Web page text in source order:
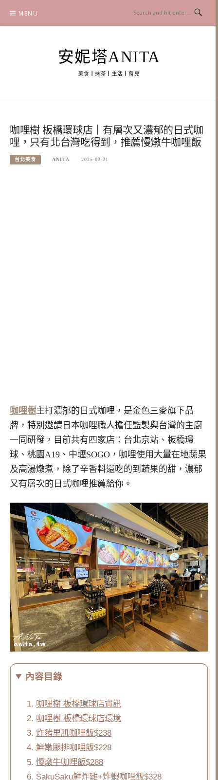
content
MENU
安妮塔ANITA
美食┃抹茶┃生活┃育兒
咖哩樹 板橋環球店｜有層次又濃郁的日式咖
哩，只有北台灣吃得到，推薦慢燉牛咖哩飯
台北美食 ANITA 2025-02-21
咖哩樹主打濃郁的日式咖哩，是金色三麥旗下品
牌，特別邀請日本咖哩職人擔任監製與台灣的主廚
一同研發，目前共有四家店：台北京站、板橋環
球、桃園A19、中壢SOGO，咖哩使用大量在地蔬果
及高湯燉煮，除了辛香料還吃的到蔬果的甜，濃郁
又有層次的日式咖哩推薦給你。
內容目錄
咖哩樹 板橋環球店資訊
咖哩樹 板橋環球店環境
炸豬里肌咖哩飯$238
鮮嫩腿排咖哩飯$228
慢燉牛咖哩飯$288
SakuSaku鮮炸雞+炸蝦咖哩飯$328